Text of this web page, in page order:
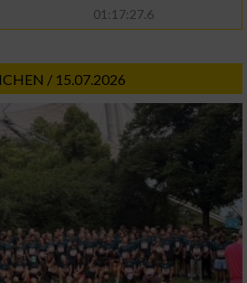
01:17:27.6
/ 15.07.2026